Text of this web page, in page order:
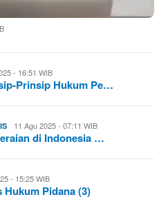
- 16:51 WIB
Prinsip Hukum Pe…
11 Agu 2025 - 07:11 WIB
di Indonesia …
- 15:25 WIB
Pidana (3)